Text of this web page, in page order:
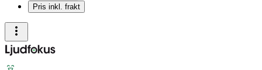
Pris inkl. frakt